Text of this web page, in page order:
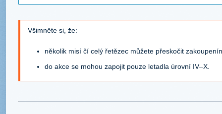
Všimněte si, že:
několik misí čí celý řetězec můžete přeskočit
do akce se mohou zapojit pouze letadla úrovní IV–X.